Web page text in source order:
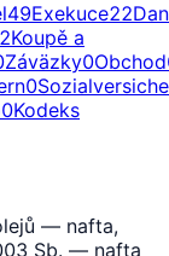
49Exekuce22
Koupě a
Záväzky0Obchod
0
0Kodeks
— nafta,
Sb. — nafta